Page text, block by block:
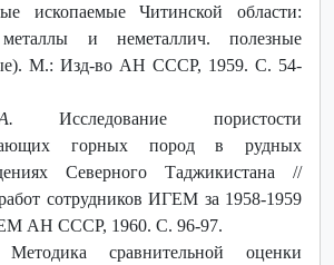
ископаемые Читинской области:
и неметаллич. полезные
М.: Изд-во АН СССР, 1959. С. 54-
Исследование пористости
горных пород в рудных
Северного Таджикистана //
сотрудников ИГЕМ за 1958-1959
АН СССР, 1960. С. 96-97.
сравнительной оценки